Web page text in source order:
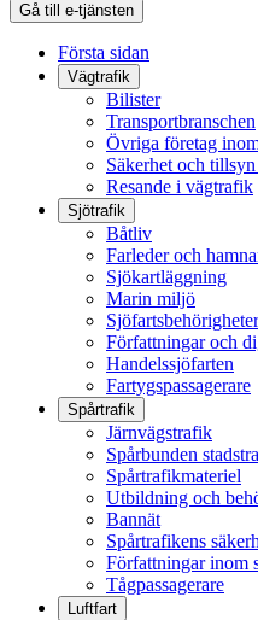
Gå till e-tjänsten
Första sidan
Vägtrafik
Bilister
Transportbranschen
Övriga företag
Säkerhet och
Resande i vägtrafik
Sjötrafik
Båtliv
Farleder och
Sjökartläggning
Marin miljö
Författningar och
Handelssjöfarten
Fartygspassagerare
Spårtrafik
Järnvägstrafik
Spårbunden
Spårtrafikmateriel
Utbildning och
Bannät
Spårtrafikens
Författningar inom
Tågpassagerare
Luftfart